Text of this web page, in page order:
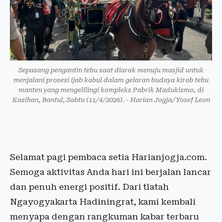
Sepasang pengantin tebu saat diarak menuju masjid untuk
menjalani prosesi ijab kabul dalam gelaran budaya kirab tebu
manten yang mengelilingi kompleks Pabrik Madukismo, di
Kasihan, Bantul, Sabtu (11/4/2026). - Harian Jogja/Yosef Leon
Selamat pagi pembaca setia Harianjogja.com.
Semoga aktivitas Anda hari ini berjalan lancar
dan penuh energi positif. Dari tlatah
Ngayogyakarta Hadiningrat, kami kembali
menyapa dengan rangkuman kabar terbaru